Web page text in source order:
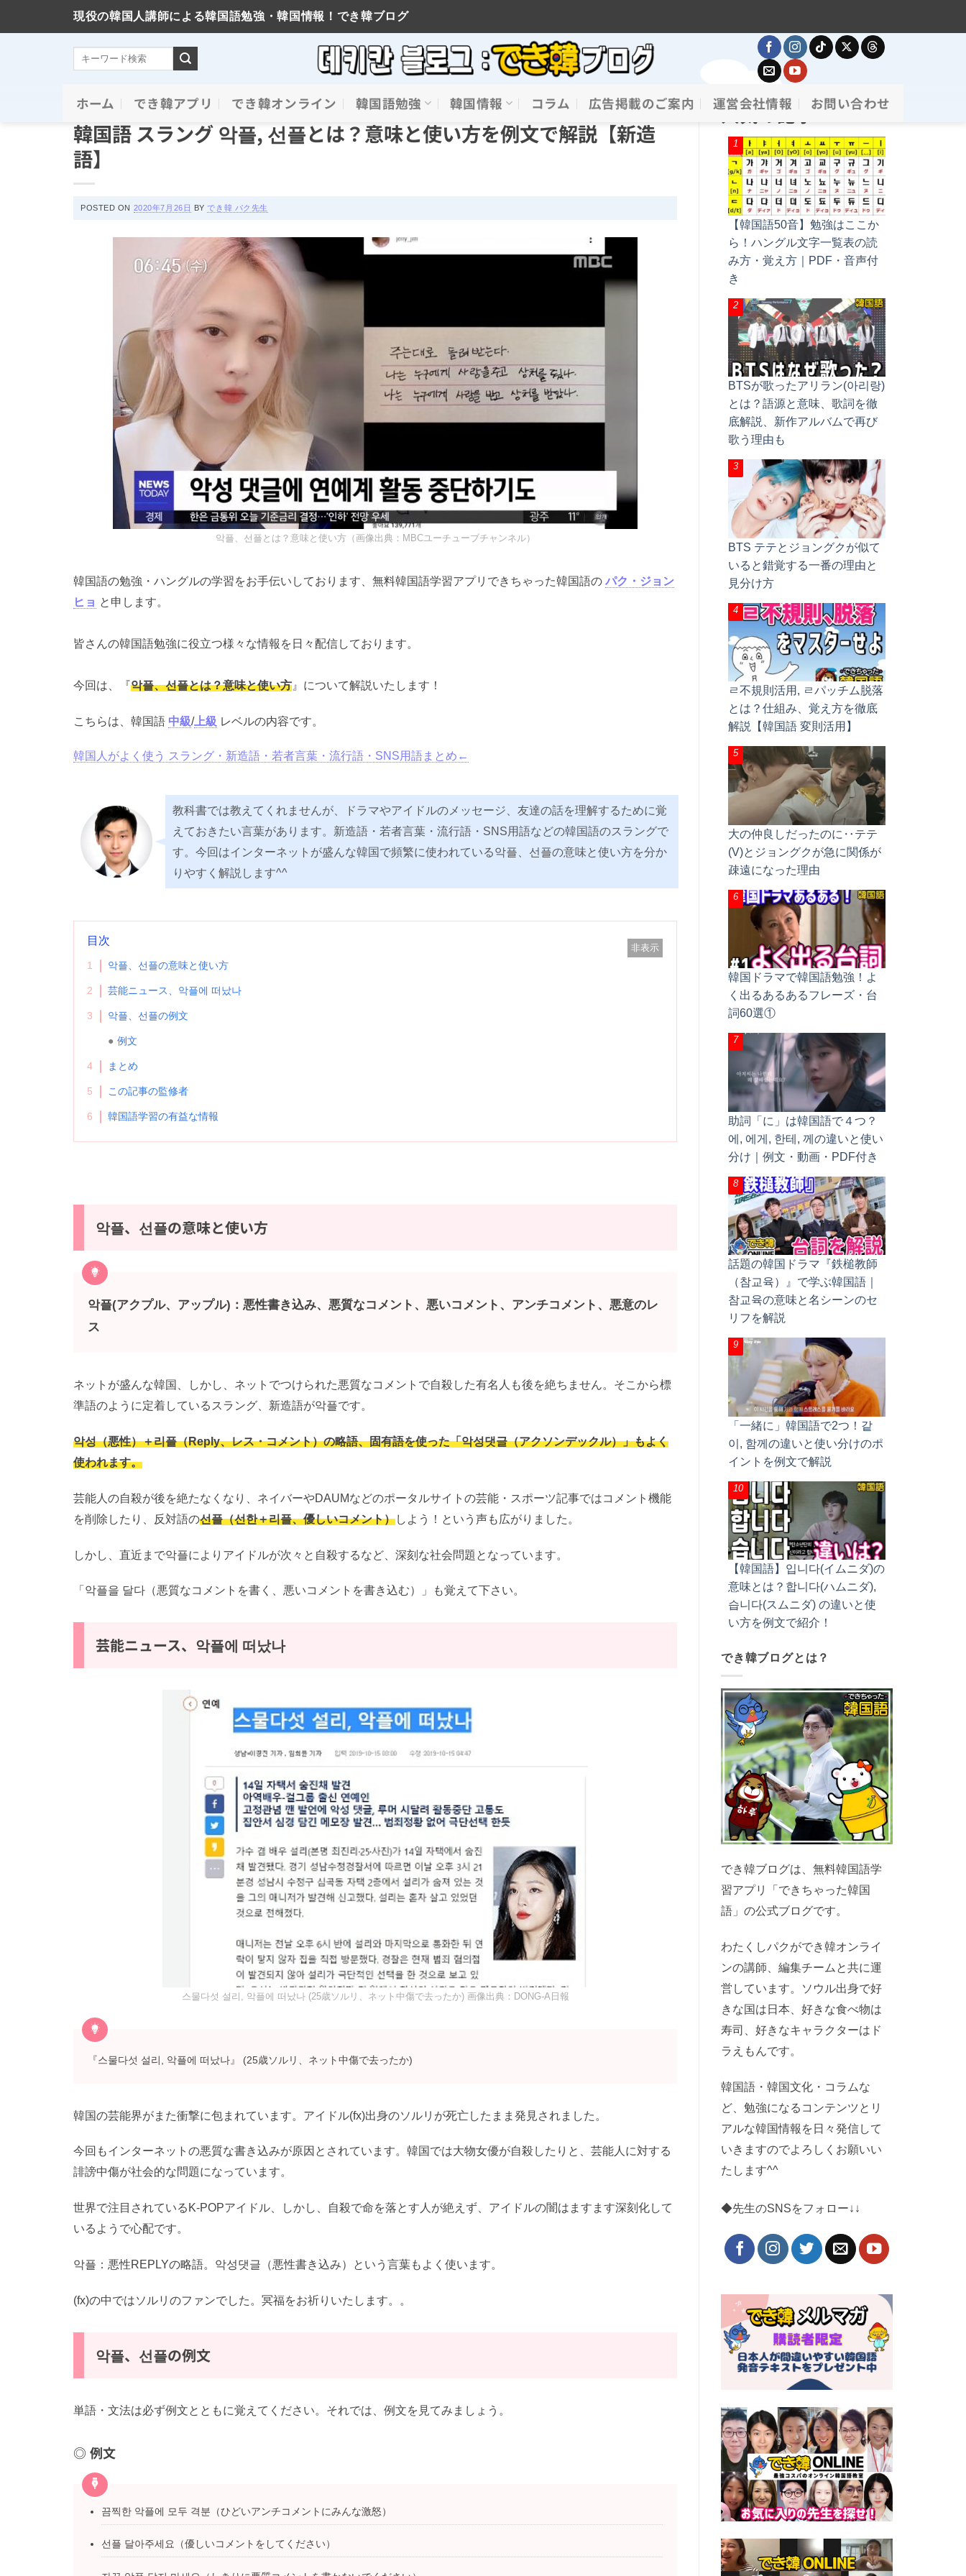
現役の韓国人講師による韓国語勉強・韓国情報！でき韓ブログ
ホーム でき韓アプリ でき韓オンライン 韓国語勉強 韓国情報 コラム 広告掲載のご案内 運営会社情報 お問い合わせ
スラングと新造語
韓国語 スラング 악플, 선플とは？意味と使い方を例文で解説【新造
語】
POSTED ON 2020年7月26日 BY でき韓 パク先生
악플、선플とは？意味と使い方（画像出典：MBCユーチューブチャンネル）
韓国語の勉強・ハングルの学習をお手伝いしております、無料韓国語学習アプリできちゃった韓国語の パク・ジョン
ヒョ と申します。
皆さんの韓国語勉強に役立つ様々な情報を日々配信しております。
今回は、『악플、선플とは？意味と使い方 』について解説いたします！
こちらは、韓国語 中級/上級 レベルの内容です。
韓国人がよく使う スラング・新造語・若者言葉・流行語・SNS用語まとめ←
教科書では教えてくれませんが、ドラマやアイドルのメッセージ、友達の話を理解するために覚
えておきたい言葉があります。新造語・若者言葉・流行語・SNS用語などの韓国語のスラングで
す。今回はインターネットが盛んな韓国で頻繁に使われている악플、선플の意味と使い方を分か
りやすく解説します^^
目次
非表示
1 악플、선플の意味と使い方
2 芸能ニュース、악플에 떠났나
3 악플、선플の例文
例文
4 まとめ
5 この記事の監修者
6 韓国語学習の有益な情報
악플、선플の意味と使い方
악플(アクプル、アップル)：悪性書き込み、悪質なコメント、悪いコメント、アンチコメント、悪意のレ
ス
ネットが盛んな韓国、しかし、ネットでつけられた悪質なコメントで自殺した有名人も後を絶ちません。そこから標
準語のように定着しているスラング、新造語が악플です。
악성（悪性）＋리플（Reply、レス・コメント）の略語、固有語を使った「악성댓글（アクソンデックル）」もよく
使われます。
芸能人の自殺が後を絶たなくなり、ネイバーやDAUMなどのポータルサイトの芸能・スポーツ記事ではコメント機能
を削除したり、反対語の선플（선한＋리플、優しいコメント）しよう！という声も広がりました。
しかし、直近まで악플によりアイドルが次々と自殺するなど、深刻な社会問題となっています。
「악플을 달다（悪質なコメントを書く、悪いコメントを書き込む）」も覚えて下さい。
芸能ニュース、악플에 떠났나
스물다섯 설리, 악플에 떠났나 (25歳ソルリ、ネット中傷で去ったか) 画像出典：DONG‐A日報
『스물다섯 설리, 악플에 떠났나』 (25歳ソルリ、ネット中傷で去ったか)
韓国の芸能界がまた衝撃に包まれています。アイドル(fx)出身のソルリが死亡したまま発見されました。
今回もインターネットの悪質な書き込みが原因とされています。韓国では大物女優が自殺したりと、芸能人に対する
誹謗中傷が社会的な問題になっています。
世界で注目されているK-POPアイドル、しかし、自殺で命を落とす人が絶えず、アイドルの闇はますます深刻化して
いるようで心配です。
악플：悪性REPLYの略語。악성댓글（悪性書き込み）という言葉もよく使います。
(fx)の中ではソルリのファンでした。冥福をお祈りいたします。。
악플、선플の例文
単語・文法は必ず例文とともに覚えてください。それでは、例文を見てみましょう。
例文
끔찍한 악플에 모두 격분（ひどいアンチコメントにみんな激怒）
선플 달아주세요（優しいコメントをしてください）
人気の記事
【韓国語50音】勉強はここか
ら！ハングル文字一覧表の読
み方・覚え方｜PDF・音声付
き
BTSが歌ったアリラン(아리랑)
とは？語源と意味、歌詞を徹
底解説、新作アルバムで再び
歌う理由も
BTS テテとジョングクが似て
いると錯覚する一番の理由と
見分け方
ㄹ不規則活用, ㄹパッチム脱落
とは？仕組み、覚え方を徹底
解説【韓国語 変則活用】
大の仲良しだったのに‥テテ
(V)とジョングクが急に関係が
疎遠になった理由
韓国ドラマで韓国語勉強！よ
く出るあるあるフレーズ・台
詞60選①
助詞「に」は韓国語で４つ？
에, 에게, 한테, 께の違いと使い
分け｜例文・動画・PDF付き
話題の韓国ドラマ『鉄槌教師
（참교육）』で学ぶ韓国語｜
참교육の意味と名シーンのセ
リフを解説
「一緒に」韓国語で2つ！같
이, 함께の違いと使い分けのポ
イントを例文で解説
【韓国語】입니다(イムニダ)の
意味とは？합니다(ハムニダ),
습니다(スムニダ) の違いと使
い方を例文で紹介！
でき韓ブログとは？
でき韓ブログは、無料韓国語学
習アプリ「できちゃった韓国
語」の公式ブログです。
わたくしパクができ韓オンライ
ンの講師、編集チームと共に運
営しています。ソウル出身で好
きな国は日本、好きな食べ物は
寿司、好きなキャラクターはド
ラえもんです。
韓国語・韓国文化・コラムな
ど、勉強になるコンテンツとリ
アルな韓国情報を日々発信して
いきますのでよろしくお願いい
たします^^
◆先生のSNSをフォロー↓↓